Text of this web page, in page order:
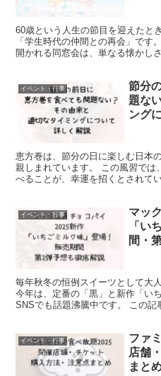
60歳という人生の節目を迎えたと
「学生時代の仲間との再会」です
開かれる同窓会は、単なる懐かし
イベント・行事
節分
題な
ング
恵方巻は、節分の日に楽しむ日本
親しまれています。 この風習では
べることが、幸運を招くとされて
イベント・行事
マッ
「い
間・
毎年秋冬の恒例スイーツとして大
今年は、定番の「黒」と新作「い
SNSでも話題沸騰中です。 この記
イベント・行事
ファ
店舗
まと